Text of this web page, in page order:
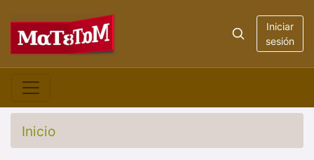
Iniciar
sesión
Inicio